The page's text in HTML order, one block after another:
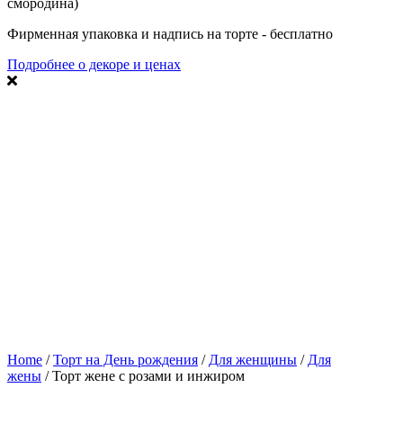
Фирменная упаковка и надпись на торте - бесплатно
Подробнее о декоре и ценах
Home /Торт на День рождения / Для женщины / Для
жены / Торт жене с розами и инжиром